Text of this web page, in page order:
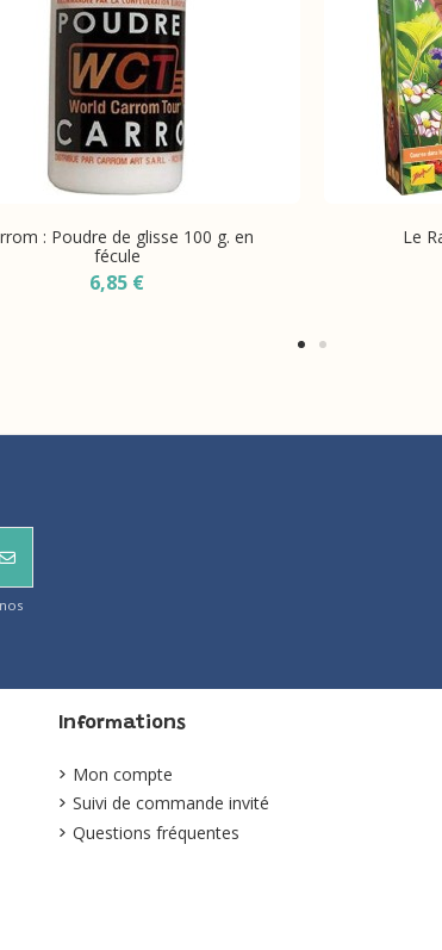
: Poudre de glisse 100 g. en
fécule
6,85 €
Le
Informations
Mon compte
Suivi de commande invité
Questions fréquentes